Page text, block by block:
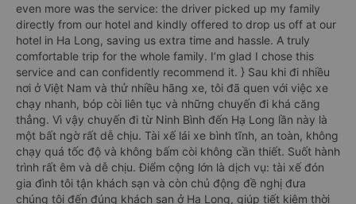
even more was the service: the driver picked up my family
directly from our hotel and kindly offered to drop us off at our
hotel in Ha Long, saving us extra time and hassle. A truly
comfortable trip for the whole family. I’m glad I chose this
service and can confidently recommend it. } Sau khi đi nhiều
nơi ở Việt Nam và thử nhiều hãng xe, tôi đã quen với việc xe
chạy nhanh, bóp còi liên tục và những chuyến đi khá căng
thẳng. Vì vậy chuyến đi từ Ninh Bình đến Hạ Long lần này là
một bất ngờ rất dễ chịu. Tài xế lái xe bình tĩnh, an toàn, không
chạy quá tốc độ và không bấm còi không cần thiết. Suốt hành
trình rất êm và dễ chịu. Điểm cộng lớn là dịch vụ: tài xế đón
gia đình tôi tận khách sạn và còn chủ động đề nghị đưa
chúng tôi đến đúng khách sạn ở Hạ Long, giúp tiết kiệm thời